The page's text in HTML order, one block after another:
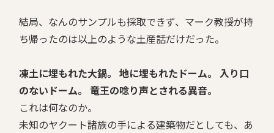
結局、なんのサンプルも採取できず、マーク教授が持
ち帰ったのは以上のような土産話だけだった。
凍土に埋もれた大鍋。 地に埋もれたドーム。
入り口
のないドーム。
竜王の唸り声とされる異音。
これは何なのか。
未知のヤクート諸族の手による建築物だとしても、あ